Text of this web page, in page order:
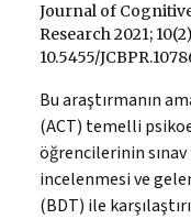
Journal of
Research 2021;
10.5455/
Bu araştırmanın
(ACT) temelli
öğrencilerinin sınav
incelenmesi ve
(BDT) ile